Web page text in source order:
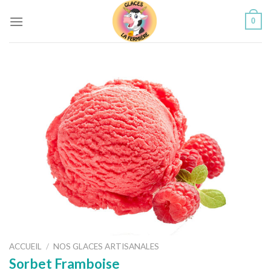
0
ACCUEIL / NOS GLACES ARTISANALES
Sorbet Framboise